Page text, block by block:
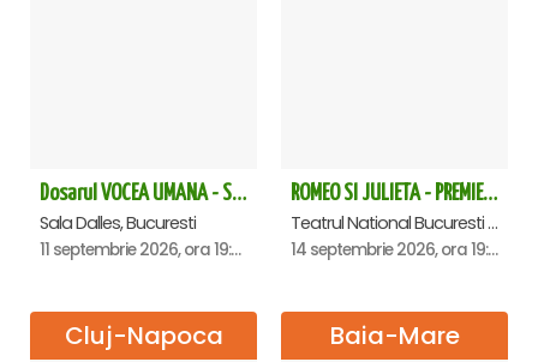
Dosarul VOCEA UMANA - Sala Dalles
Sala Dalles, Bucuresti
11 septembrie 2026, ora 19:30
ROMEO SI JULIETA - PREMIERA OFICIALA - Bucuresti
Teatrul National Bucuresti - Sala Ion Caramitru, Bucuresti
14 septembrie 2026, ora 19:00
Cluj-Napoca Baia-Mare